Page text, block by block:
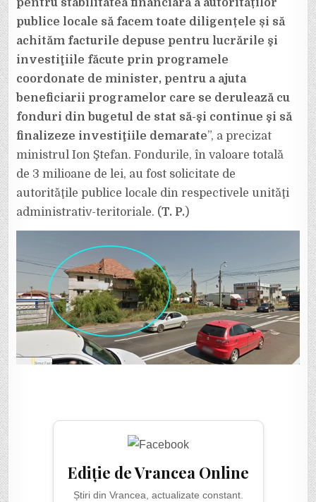
pentru stabilitatea financiară a autorităților
publice locale să facem toate diligențele și să
achităm facturile depuse pentru lucrările şi
investiţiile făcute prin programele
coordonate de minister, pentru a ajuta
beneficiarii programelor care se derulează cu
fonduri din bugetul de stat să-şi continue şi să
finalizeze investiţiile demarate”, a precizat
ministrul Ion Ştefan. Fondurile, în valoare totală
de 3 milioane de lei, au fost solicitate de
autorităţile publice locale din respectivele unităţi
administrativ-teritoriale. (T. P.)
Ediție de Vrancea Online
Știri din Vrancea, actualizate constant.